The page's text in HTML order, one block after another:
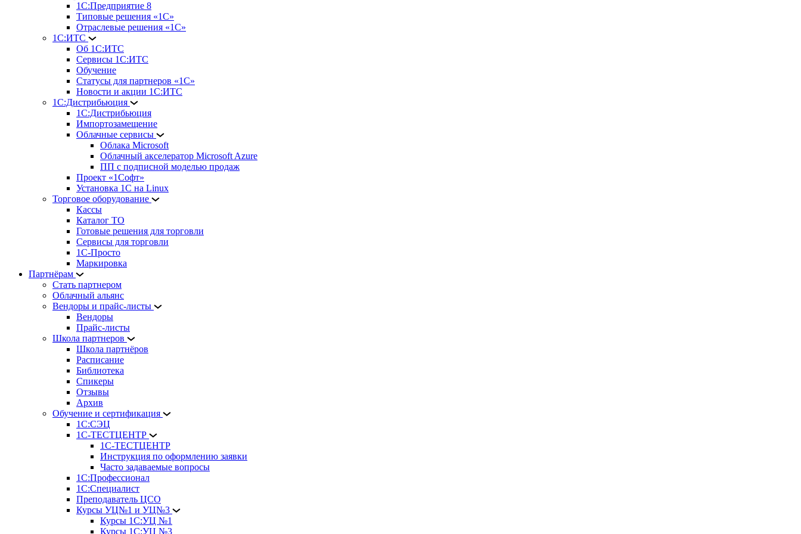
1С:Предприятие 8
Типовые решения «1С»
Отраслевые решения «1С»
1С:ИТС
Об 1С:ИТС
Сервисы 1С:ИТС
Обучение
Статусы для партнеров «1С»
Новости и акции 1С:ИТС
1С:Дистрибьюция
1С:Дистрибьюция
Импортозамещение
Облачные сервисы
Облака Microsoft
Облачный акселератор Microsoft Azure
ПП с подписной моделью продаж
Проект «1Софт»
Установка 1С на Linux
Торговое оборудование
Кассы
Каталог ТО
Готовые решения для торговли
Сервисы для торговли
1С-Просто
Маркировка
Партнёрам
Стать партнером
Облачный альянс
Вендоры и прайс-листы
Вендоры
Прайс-листы
Школа партнеров
Школа партнёров
Расписание
Библиотека
Спикеры
Отзывы
Архив
Обучение и сертификация
1С:СЭЦ
1С-ТЕСТЦЕНТР
1С-ТЕСТЦЕНТР
Инструкция по оформлению заявки
Часто задаваемые вопросы
1С:Профессионал
1С:Специалист
Преподаватель ЦСО
Курсы УЦ№1 и УЦ№3
Курсы 1С:УЦ №1
Курсы 1С:УЦ №3